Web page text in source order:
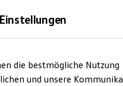
die bestmögliche Nutzung
und unsere